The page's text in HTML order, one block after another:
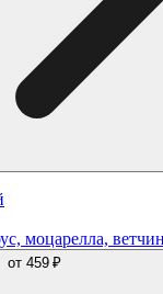
моцарелла,
от 459 ₽